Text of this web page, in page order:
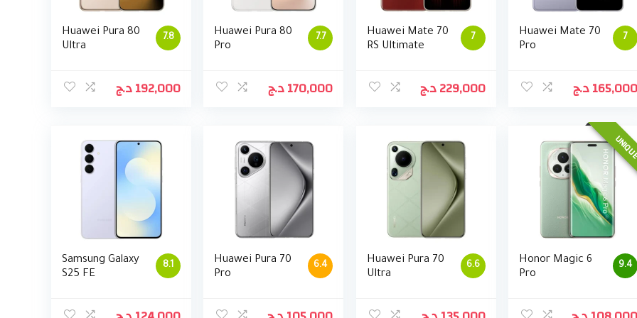
7.8
Huawei Pura 80
Ultra
192,000د.ج
7.7
Huawei Pura 80
Pro
170,000د.ج
7
Huawei Mate 70
RS Ultimate
229,000د.ج
7
Huawei Mate 70
Pro
165,000د.ج
8.1
Samsung Galaxy
S25 FE
6.4
Huawei Pura 70
Pro
6.6
Huawei Pura 70
Ultra
9.4
Honor Magic 6
Pro